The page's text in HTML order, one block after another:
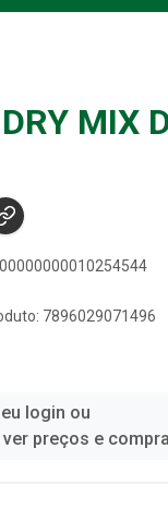
MIX
7896029071496
login ou
preços e